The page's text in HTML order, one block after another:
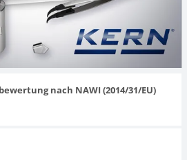
nach NAWI (2014/31/EU)